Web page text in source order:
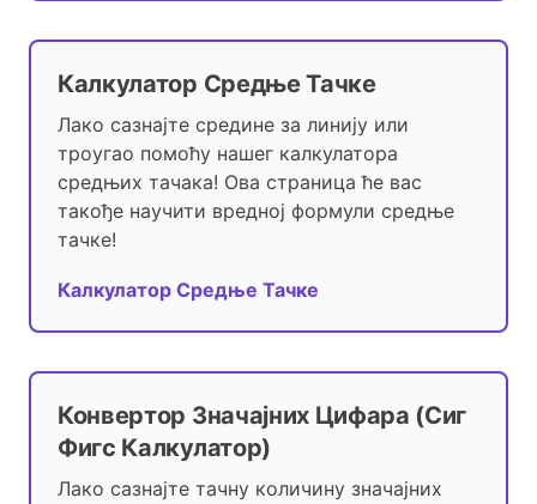
Калкулатор Средње Тачке
Лако сазнајте средине за линију или
троугао помоћу нашег калкулатора
средњих тачака! Ова страница ће вас
такође научити вредној формули средње
тачке!
Калкулатор Средње Тачке
Конвертор Значајних Цифара (Сиг
Фигс Калкулатор)
Лако сазнајте тачну количину значајних